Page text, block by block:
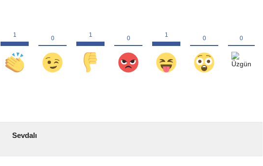
Sevdalı